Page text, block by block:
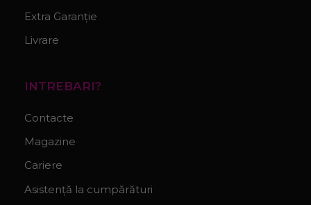
Extra Garanție
Livrare
INTREBARI?
Contacte
Magazine
Cariere
Asistență la cumpărături